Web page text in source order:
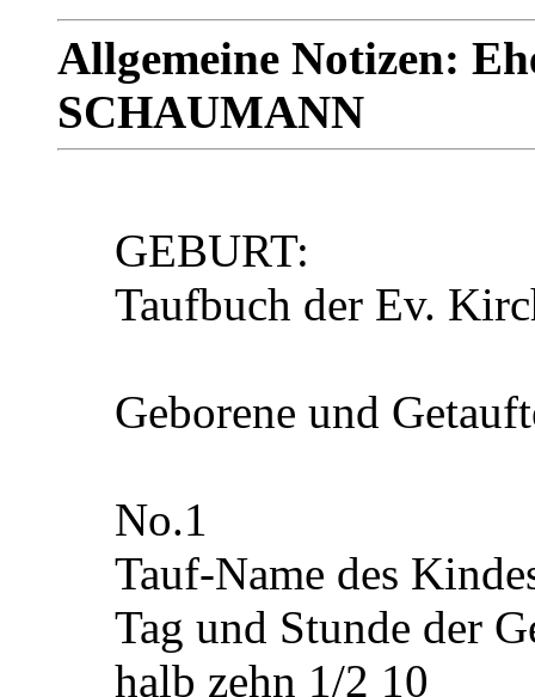
Allgemeine Notizen:
SCHAUMANN
GEBURT:
Taufbuch der Ev.
Geborene und
No.1
Tauf-Name des
Tag und Stunde der
halb zehn 1/2 10